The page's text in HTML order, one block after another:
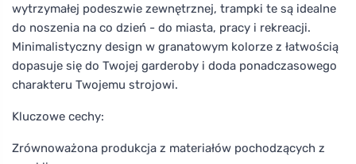
wytrzymałej podeszwie zewnętrznej, trampki te są idealne
do noszenia na co dzień - do miasta, pracy i rekreacji.
Minimalistyczny design w granatowym kolorze z łatwością
dopasuje się do Twojej garderoby i doda ponadczasowego
charakteru Twojemu strojowi.
Kluczowe cechy:
Zrównoważona produkcja z materiałów pochodzących z